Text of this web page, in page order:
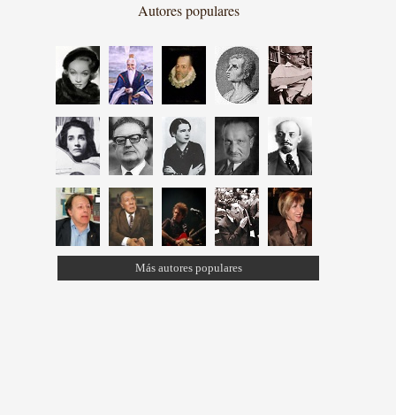
Autores populares
Más autores populares